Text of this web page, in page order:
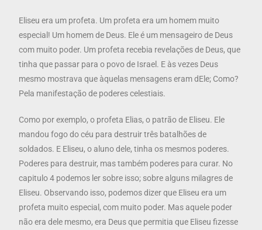
Eliseu era um profeta. Um profeta era um homem muito
especial! Um homem de Deus. Ele é um mensageiro de Deus
com muito poder. Um profeta recebia revelações de Deus, que
tinha que passar para o povo de Israel. E às vezes Deus
mesmo mostrava que àquelas mensagens eram dEle; Como?
Pela manifestação de poderes celestiais.
Como por exemplo, o profeta Elias, o patrão de Eliseu. Ele
mandou fogo do céu para destruir três batalhões de
soldados. E Eliseu, o aluno dele, tinha os mesmos poderes.
Poderes para destruir, mas também poderes para curar. No
capitulo 4 podemos ler sobre isso; sobre alguns milagres de
Eliseu. Observando isso, podemos dizer que Eliseu era um
profeta muito especial, com muito poder. Mas aquele poder
não era dele mesmo, era Deus que permitia que Eliseu fizesse